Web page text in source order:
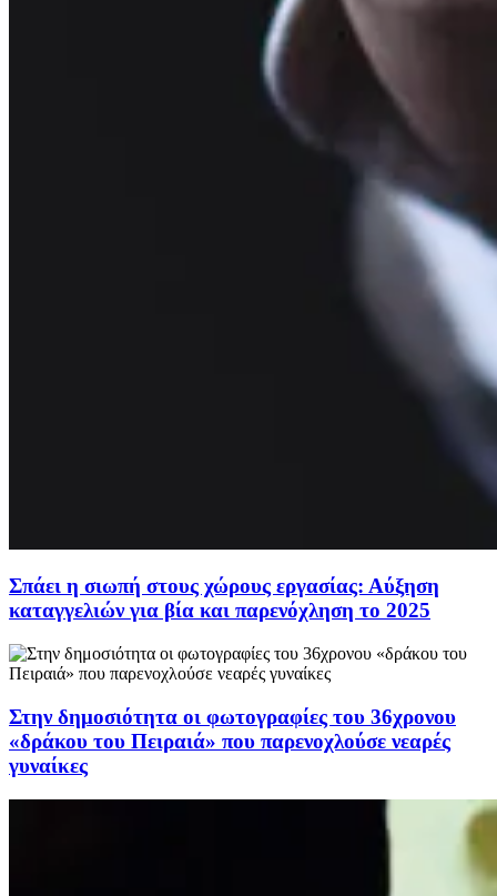
Σπάει η σιωπή στους χώρους εργασίας: Αύξηση
καταγγελιών για βία και παρενόχληση το 2025
Στην δημοσιότητα οι φωτογραφίες του 36χρονου
«δράκου του Πειραιά» που παρενοχλούσε νεαρές
γυναίκες